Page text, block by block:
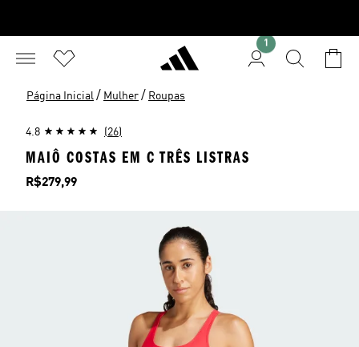
1
Página Inicial / Mulher / Roupas
4.8 (26)
MAIÔ COSTAS EM C TRÊS LISTRAS
Preço
R$279,99